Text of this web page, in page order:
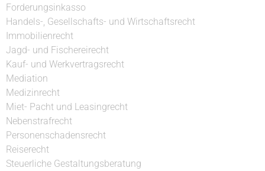
Forderungsinkasso
Handels-, Gesellschafts- und Wirtschaftsrecht
Immobilienrecht
Jagd- und Fischereirecht
Kauf- und Werkvertragsrecht
Mediation
Medizinrecht
Miet- Pacht und Leasingrecht
Nebenstrafrecht
Personenschadensrecht
Reiserecht
Steuerliche Gestaltungsberatung